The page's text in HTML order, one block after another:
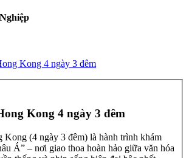
Kong 4 ngày 3 đêm
Kong 4 ngày 3 đêm
Kong (4 ngày 3 đêm) là hành trình khám
Á” – nơi giao thoa hoàn hảo giữa văn hóa